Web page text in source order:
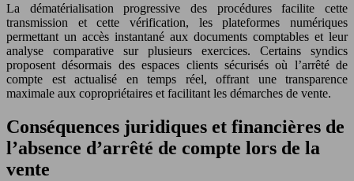
La dématérialisation progressive des procédures facilite cette
transmission et cette vérification, les plateformes numériques
permettant un accès instantané aux documents comptables et leur
analyse comparative sur plusieurs exercices. Certains syndics
proposent désormais des espaces clients sécurisés où l’arrêté de
compte est actualisé en temps réel, offrant une transparence
maximale aux copropriétaires et facilitant les démarches de vente.
Conséquences juridiques et financières de
l’absence d’arrêté de compte lors de la
vente